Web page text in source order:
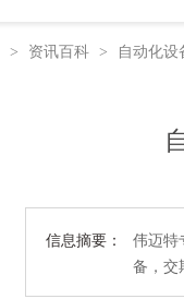
> 资讯百科 > 自动化
信息摘要：
伟迈特
备，